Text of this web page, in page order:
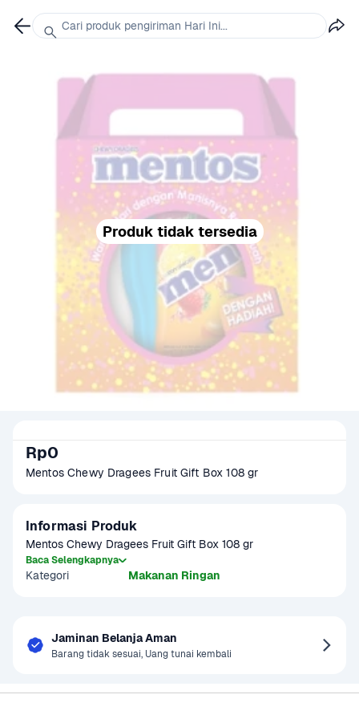
Produk tidak tersedia
Rp0
Mentos Chewy Dragees Fruit Gift Box 108 gr
Informasi Produk
Mentos Chewy Dragees Fruit Gift Box 108 gr
Baca Selengkapnya
Kategori Makanan Ringan
Jaminan Belanja Aman
Barang tidak sesuai, Uang tunai kembali
Cari produk pengiriman Hari Ini...